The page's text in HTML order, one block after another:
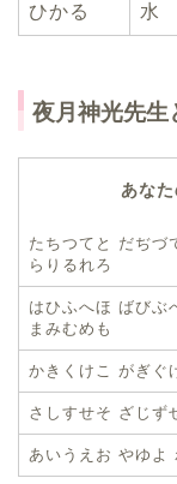
ひかる 水
夜月神光先生
あな
たちつてと だぢづ
らりるれろ
はひふへほ ばびぶ
まみむめも
かきくけこ がぎぐ
さしすせそ ざじず
あいうえお やゆよ